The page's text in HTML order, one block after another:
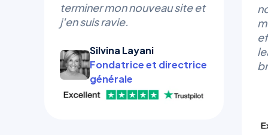
terminer mon nouveau site et
j'en suis ravie.
Silvina Layani
Fondatrice et directrice
générale